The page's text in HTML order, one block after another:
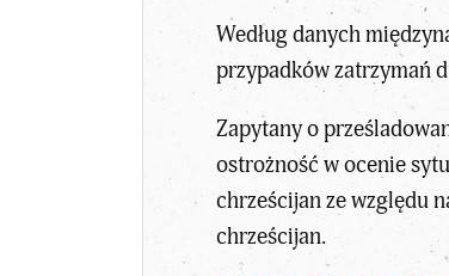
Według danych
przypadków zatrzymań
Zapytany o
ostrożność w ocenie
chrześcijan ze względu
chrześcijan.